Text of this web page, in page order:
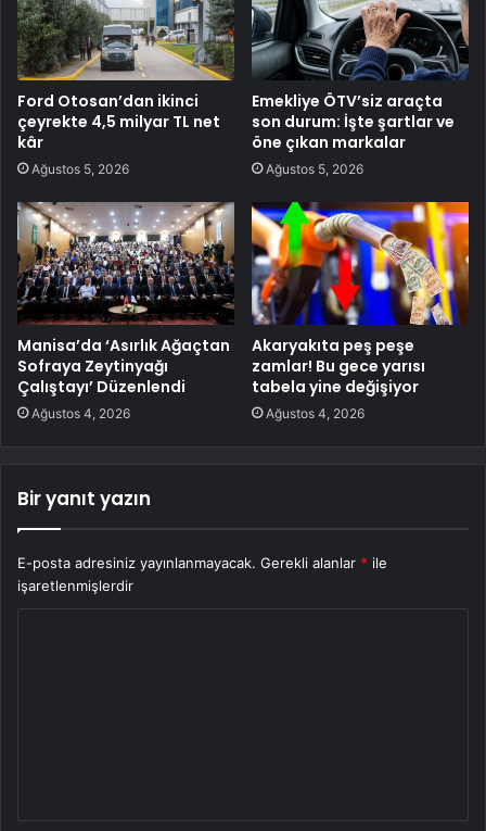
Ford Otosan’dan ikinci
çeyrekte 4,5 milyar TL net
kâr
Ağustos 5, 2026
Emekliye ÖTV’siz araçta
son durum: İşte şartlar ve
öne çıkan markalar
Ağustos 5, 2026
Manisa’da ‘Asırlık Ağaçtan
Sofraya Zeytinyağı
Çalıştayı’ Düzenlendi
Ağustos 4, 2026
Akaryakıta peş peşe
zamlar! Bu gece yarısı
tabela yine değişiyor
Ağustos 4, 2026
Bir yanıt yazın
E-posta adresiniz yayınlanmayacak. Gerekli alanlar * ile
işaretlenmişlerdir